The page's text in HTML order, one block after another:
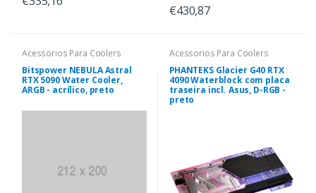
€430,87
Acessorios Para Coolers
Bitspower NEBULA Astral
RTX 5090 Water Cooler,
ARGB - acrílico, preto
Acessorios Para Coolers
PHANTEKS Glacier G40 RTX
4090 Waterblock com placa
traseira incl. Asus, D-RGB -
preto